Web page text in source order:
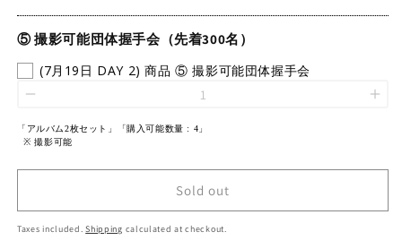
⑤ 撮影可能団体握手会（先着300名）
(7月19日 DAY 2) 商品 ⑤ 撮影可能団体握手会
「アルバム2枚セット」 「購入可能数量 : 4」
※撮影可能
Sold out
Taxes included.Shipping calculated at checkout.